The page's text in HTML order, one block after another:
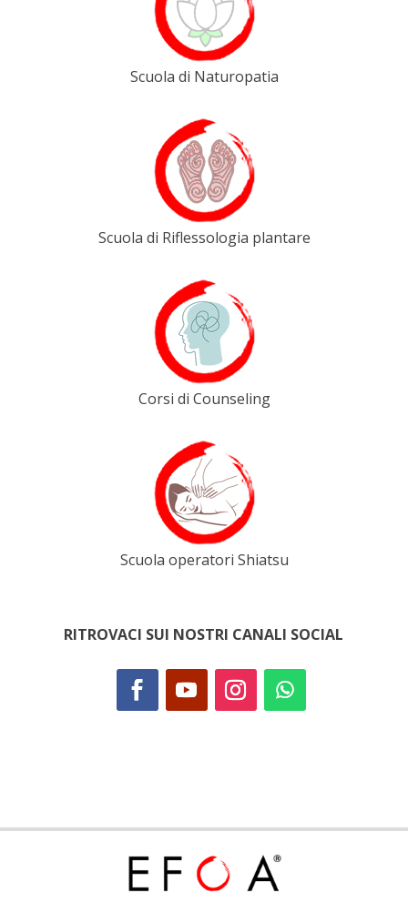
Scuola di Naturopatia
Scuola di Riflessologia plantare
Corsi di Counseling
Scuola operatori Shiatsu
RITROVACI SUI NOSTRI CANALI SOCIAL